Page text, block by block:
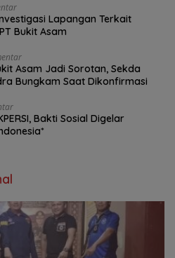
Lapangan Terkait
Bukit Asam
Asam Jadi Sorotan, Sekda
Bungkam Saat Dikonfirmasi
Bakti Sosial Digelar